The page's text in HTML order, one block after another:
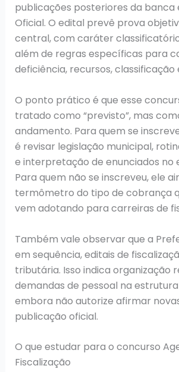
publicações posteriores da banca
Oficial. O edital prevê prova
central, com caráter
além de regras específicas para
deficiência, recursos, classificação
O ponto prático é que esse
tratado como “previsto”, mas
andamento. Para quem se
é revisar legislação municipal,
e interpretação de enunciados no
Para quem não se inscreveu, ele
termômetro do tipo de cobrança
vem adotando para carreiras de
Também vale observar que a
em sequência, editais de
tributária. Isso indica organização
demandas de pessoal na
embora não autorize afirmar
publicação oficial.
O que estudar para o concurso
Fiscalização